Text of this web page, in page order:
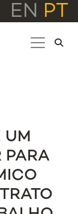
EN PT
UM
PARA